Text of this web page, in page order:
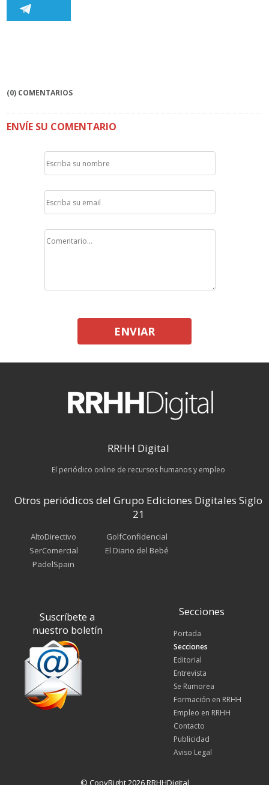
(0) COMENTARIOS
ENVÍE SU COMENTARIO
ENVIAR
RRHH Digital
El periódico online de recursos humanos y empleo
Otros periódicos del Grupo Ediciones Digitales Siglo
21
AltoDirectivo
SerComercial
PadelSpain
GolfConfidencial
El Diario del Bebé
Suscríbete a
nuestro boletín
Secciones
Portada
Secciones
Editorial
Entrevista
Se Rumorea
Formación en RRHH
Empleo en RRHH
Contacto
Publicidad
Aviso Legal
© CopyRight 2026 RRHHDigital